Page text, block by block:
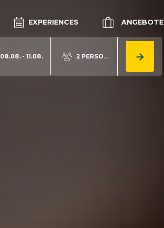
EXPERIENCES ANGEBOTE
08.08. - 11.08. 2 PERSONEN